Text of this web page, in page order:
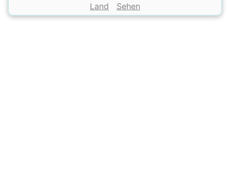
Land Sehen